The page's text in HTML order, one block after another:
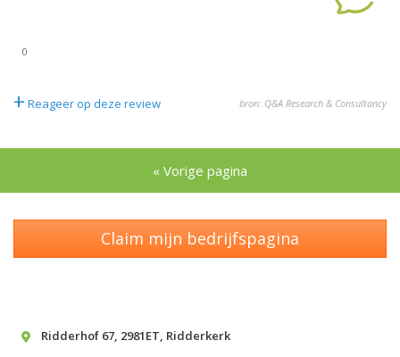
0
+ Reageer op deze review bron: Q&A Research & Consultancy
« Vorige pagina
Claim mijn bedrijfspagina
Ridderhof 67, 2981ET, Ridderkerk